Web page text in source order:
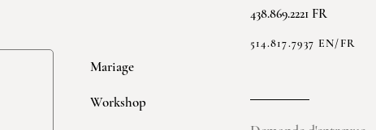
Mariage
Workshop
438.869.2221 FR
514.817.7937 EN/FR